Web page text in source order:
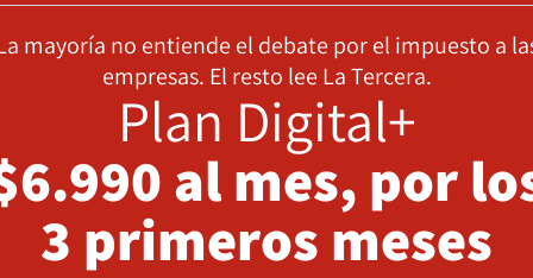
mayoría no entiende el debate por el impuesto a
empresas. El resto lee La Tercera.
Plan Digital+
al mes, por
3 primeros meses